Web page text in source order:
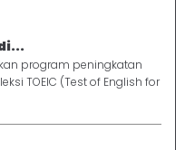
program peningkatan
TOEIC (Test of English for